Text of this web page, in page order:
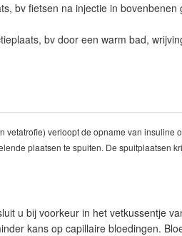
bv fietsen na injectie in
bv door een warm bad,
vetatrofie) verloopt de opname van insuline
plaatsen te spuiten. De spuitplaatsen
u bij voorkeur in het vetkussentje
kans op capillaire bloedingen.